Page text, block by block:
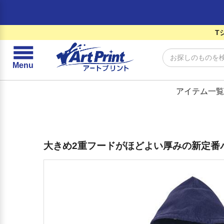
T
☰
Menu
アイテム一覧
大きめ2重フードがほどよい厚みの新定番